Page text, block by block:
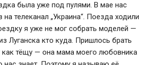
была уже под пулями. В мае нас
на телеканал „Украина“. Поезда ходили
я уже не мог собрать моделей —
Луганска кто куда. Пришлось брать
как тёщу — она мама моего любовника